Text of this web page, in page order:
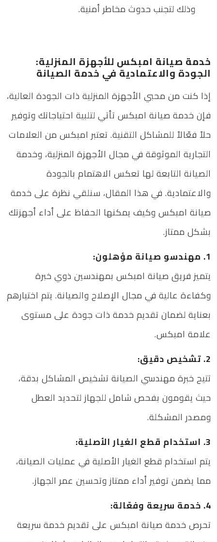
وذلك لتجنب حدوث مخاطر أمنية.
خدمة صيانة امبكس للأجهزة المنزلية:
الجودة والاعتمادية في خدمة الصيانة
إذا كنت من محبي الأجهزة المنزلية ذات الجودة العالية،
فإن خدمة صيانة امبكس تأتي لتلبية احتياجاتك وتوفير
حلاً فعّالاً للمشاكل التقنية. تعتبر امبكس من العلامات
التجارية الموثوقة في مجال الأجهزة المنزلية، وخدمة
الصيانة التابعة لها تعكس الاهتمام بالجودة
والاعتمادية. في هذا المقال، سنلقي نظرة على خدمة
صيانة امبكس وكيف يمكنها الحفاظ على أداء أجهزتك
بشكل ممتاز.
1. مهندسو صيانة مؤهلون:
يتميز فريق صيانة امبكس بمهندسين ذوي خبرة
وكفاءة عالية في مجال الإصلاح والصيانة. يتم اختيارهم
بعناية لضمان تقديم خدمة ذات جودة على مستوى
علامة امبكس.
2. تشخيص دقيق:
تتيح خبرة مهندسي الصيانة تشخيص المشاكل بدقة،
حيث يقومون بفحص شامل للجهاز لتحديد العطل
ومصدر المشكلة.
3. استخدام قطع الغيار الأصلية:
يتم استخدام قطع الغيار الأصلية في عمليات الصيانة،
مما يضمن توفير أداء ممتاز وتحسين عمر الجهاز.
4. خدمة سريعة وفعّالة:
تحرص خدمة صيانة امبكس على تقديم خدمة سريعة